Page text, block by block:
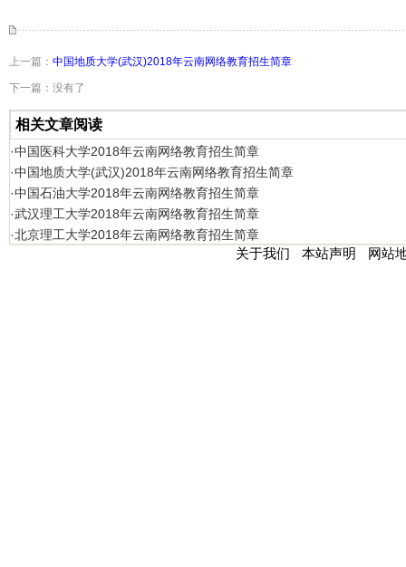
上一篇： 中国地质大学(武汉)2018年云南网络教育招生简章
下一篇：没有了
相关文章阅读
·中国医科大学2018年云南网络教育招生简章
·中国地质大学(武汉)2018年云南网络教育招生简章
·中国石油大学2018年云南网络教育招生简章
·武汉理工大学2018年云南网络教育招生简章
·北京理工大学2018年云南网络教育招生简章
关于我们 本站声明 网站